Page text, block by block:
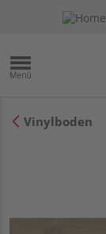
Vinylboden